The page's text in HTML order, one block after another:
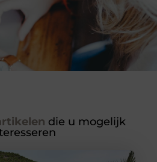
die u mogelijk